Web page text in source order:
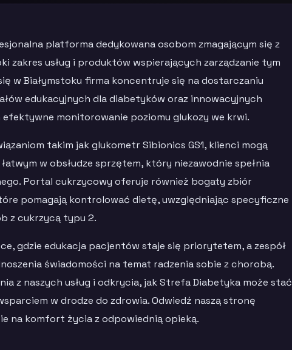
platforma dedykowana osobom zmagającym się z
zakres usług i produktów wspierających zarządzanie tym
w Białymstoku firma koncentruje się na dostarczaniu
edukacyjnych dla diabetyków oraz innowacyjnych
monitorowanie poziomu glukozy we krwi.
takim jak glukometr Sibionics GS1, klienci mogą
w obsłudze sprzętem, który niezawodnie spełnia
Portal cukrzycowy oferuje również bogaty zbiór
pomagają kontrolować dietę, uwzględniając specyficzne
z cukrzycą typu 2.
gdzie edukacja pacjentów staje się priorytetem, a zespół
świadomości na temat radzenia sobie z chorobą.
z naszych usług i odkrycia, jak Strefa Diabetyka może stać
w drodze do zdrowia. Odwiedź naszą stronę
na komfort życia z odpowiednią opieką.